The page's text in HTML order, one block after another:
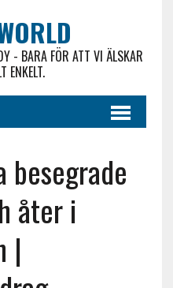
- BARA FÖR ATT VI ÄLSKAR
ENKELT.
besegrade
åter i
|